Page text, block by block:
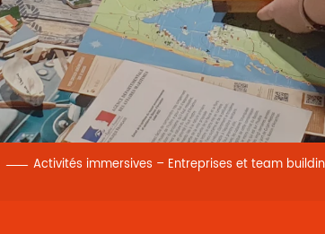
Activités immersives – Entreprises et team